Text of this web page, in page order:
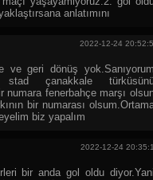
anlatımını
2022-12-24
ve geri dönüş yok.Sanıyorum
stad çanakkale
numara fenerbahçe marşı
bir numarası
biz yapalım
2022-12-24
bir anda gol oldu diyor.Yani